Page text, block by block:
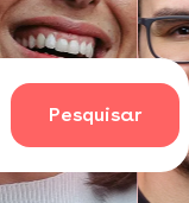
Pesquisar